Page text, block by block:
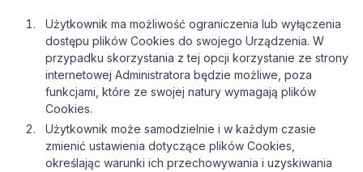
Użytkownik ma możliwość ograniczenia lub wyłączenia
dostępu plików Cookies do swojego Urządzenia. W
przypadku skorzystania z tej opcji korzystanie ze strony
internetowej Administratora będzie możliwe, poza
funkcjami, które ze swojej natury wymagają plików
Cookies.
Użytkownik może samodzielnie i w każdym czasie
zmienić ustawienia dotyczące plików Cookies,
określając warunki ich przechowywania i uzyskiwania